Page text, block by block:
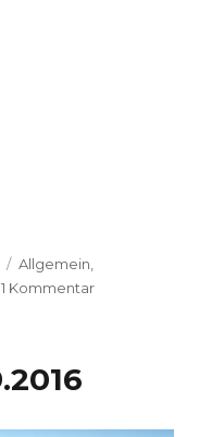
Kategorien
Allgemein,
1 Kommentarzu